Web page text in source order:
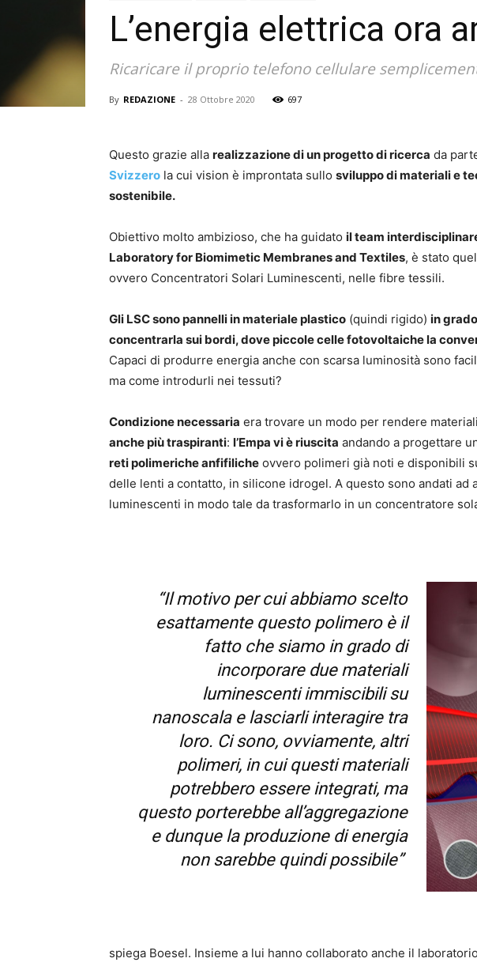
L’energia elettrica ora
Ricaricare il proprio telefono cellulare
By REDAZIONE - 28 Ottobre 2020 697
Questo grazie alla realizzazione di un progetto di ricerca da
Svizzero la cui vision è improntata sullo sviluppo di materiali e
sostenibile.
Obiettivo molto ambizioso, che ha guidato il team
Laboratory for Biomimetic Membranes and Textiles, è stato
ovvero Concentratori Solari Luminescenti, nelle fibre tessili.
Gli LSC sono pannelli in materiale plastico (quindi rigido) in
concentrarla sui bordi, dove piccole celle fotovoltaiche la
Capaci di produrre energia anche con scarsa luminosità sono
ma come introdurli nei tessuti?
Condizione necessaria era trovare un modo per rendere
anche più traspiranti: l’Empa vi è riuscita andando a progettare
reti polimeriche anfifiliche ovvero polimeri già noti e disponibili
delle lenti a contatto, in silicone idrogel. A questo sono andati ad
luminescenti in modo tale da trasformarlo in un concentratore
“Il motivo per cui abbiamo scelto
esattamente questo polimero è il
fatto che siamo in grado di
incorporare due materiali
luminescenti immiscibili su
nanoscala e lasciarli interagire tra
loro. Ci sono, ovviamente, altri
polimeri, in cui questi materiali
potrebbero essere integrati, ma
questo porterebbe all’aggregazione
e dunque la produzione di energia
non sarebbe quindi possibile”
spiega Boesel. Insieme a lui hanno collaborato anche il laboratorio